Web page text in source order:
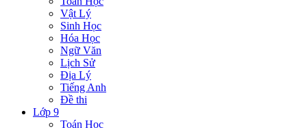
Vật Lý
Sinh Học
Hóa Học
Ngữ Văn
Lịch Sử
Địa Lý
Tiếng Anh
Đề thi
Lớp 9
Toán Học